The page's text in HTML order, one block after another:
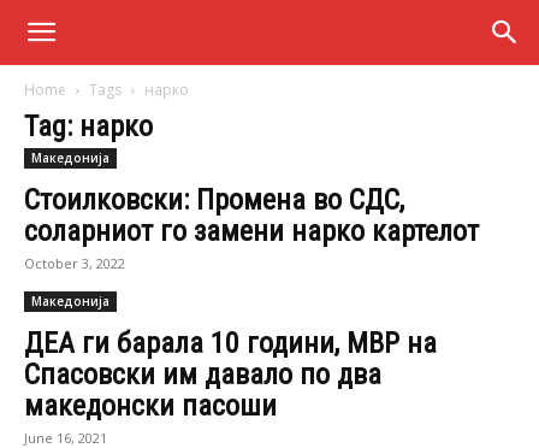
Home Tags нарко
Tag: нарко
Македонија
Стоилковски: Промена во СДС,
соларниот го замени нарко картелот
October 3, 2022
Македонија
ДЕА ги барала 10 години, МВР на
Спасовски им давало по два
македонски пасоши
June 16, 2021